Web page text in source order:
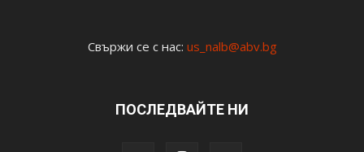
Свържи се с нас: us_nalb@abv.bg
ПОСЛЕДВАЙТЕ НИ